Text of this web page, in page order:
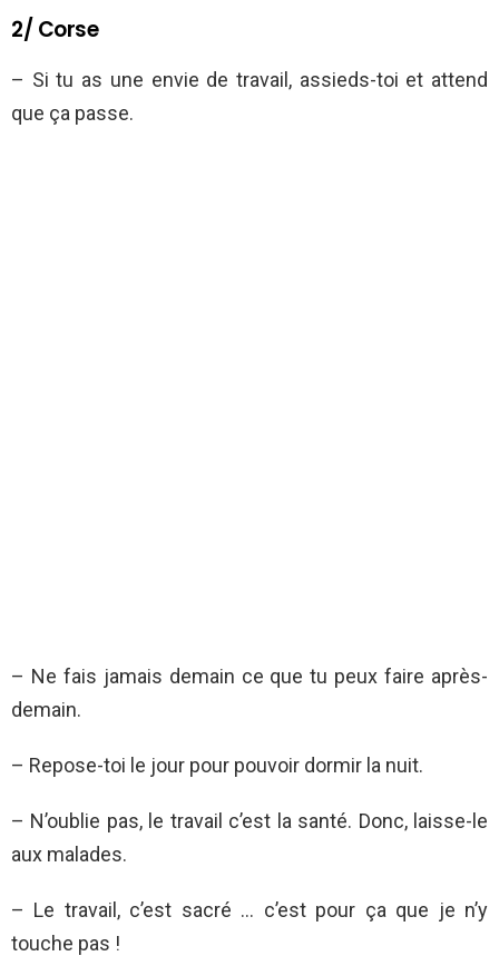
2/ Corse
– Si tu as une envie de travail, assieds-toi et attend
que ça passe.
– Ne fais jamais demain ce que tu peux faire après-
demain.
– Repose-toi le jour pour pouvoir dormir la nuit.
– N’oublie pas, le travail c’est la santé. Donc, laisse-le
aux malades.
– Le travail, c’est sacré … c’est pour ça que je n’y
touche pas !